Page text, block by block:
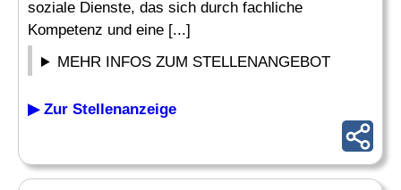
soziale Dienste, das sich durch fachliche
Kompetenz und eine [...]
MEHR INFOS ZUM STELLENANGEBOT
▶ Zur Stellenanzeige